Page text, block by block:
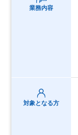
業務内容
対象となる方